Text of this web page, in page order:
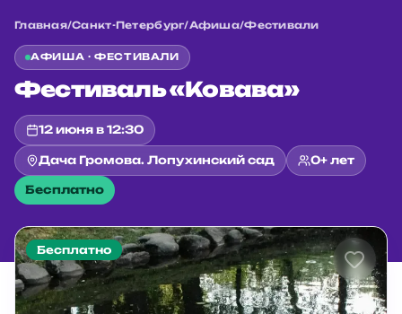
Главная/Санкт-Петербург/Афиша/Фестивали
АФИША ·ФЕСТИВАЛИ
Фестиваль «Ковава»
12 июня в 12:30
Дача Громова. Лопухинский сад 0+ лет
Бесплатно
Главная
Санкт-Петербург
Афиша
Бесплатно